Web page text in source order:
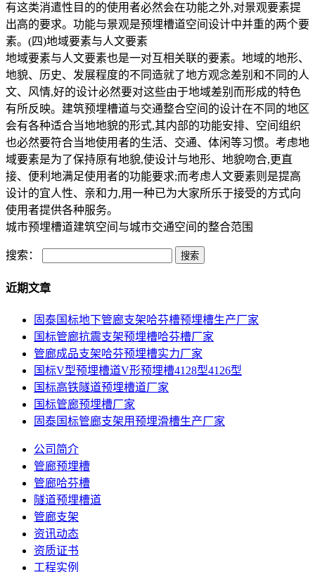
有这类消遣性目的的使用者必然会在功能之外,对景观要素提
出高的要求。功能与景观是预埋槽道空间设计中并重的两个要
素。(四)地域要素与人文要素
地域要素与人文要素也是一对互相关联的要素。地域的地形、
地貌、历史、发展程度的不同造就了地方观念差别和不同的人
文、风情,好的设计必然要对这些由于地域差别而形成的特色
有所反映。建筑预埋槽道与交通整合空间的设计在不同的地区
会有各种适合当地地貌的形式,其内部的功能安排、空间组织
也必然要符合当地使用者的生活、交通、体闲等习惯。考虑地
域要素是为了保持原有地貌,使设计与地形、地貌吻合,更直
接、便利地满足使用者的功能要求;而考虑人文要素则是提高
设计的宜人性、亲和力,用一种已为大家所乐于接受的方式向
使用者提供各种服务。
城市预埋槽道建筑空间与城市交通空间的整合范围
搜索：
近期文章
固泰国标地下管廊支架哈芬槽预埋槽生产厂家
国标管廊抗震支架预埋槽哈芬槽厂家
管廊成品支架哈芬预埋槽实力厂家
国标V型预埋槽道V形预埋槽4128型4126型
国标高铁隧道预埋槽道厂家
国标管廊预埋槽厂家
固泰国标管廊支架用预埋滑槽生产厂家
公司简介
管廊预埋槽
管廊哈芬槽
隧道预埋槽道
管廊支架
资讯动态
资质证书
工程实例